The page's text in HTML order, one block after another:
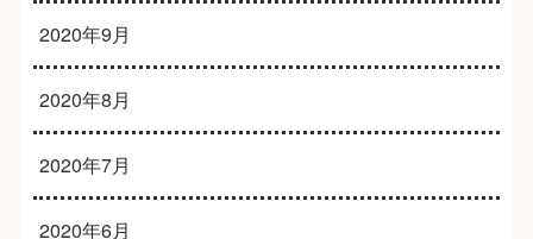
2020年9月
2020年8月
2020年7月
2020年6月